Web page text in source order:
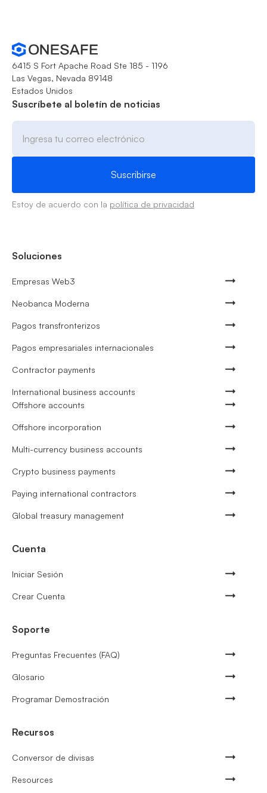
6415 S Fort Apache Road Ste 185 - 1196
Las Vegas, Nevada 89148
Estados Unidos
Suscríbete al boletín de noticias
Estoy de acuerdo con la política de privacidad
Soluciones
Empresas Web3
Neobanca Moderna
Pagos transfronterizos
Pagos empresariales internacionales
Contractor payments
International business accounts
Offshore accounts
Offshore incorporation
Multi-currency business accounts
Crypto business payments
Paying international contractors
Global treasury management
Cuenta
Iniciar Sesión
Crear Cuenta
Soporte
Preguntas Frecuentes (FAQ)
Glosario
Programar Demostración
Recursos
Conversor de divisas
Resources